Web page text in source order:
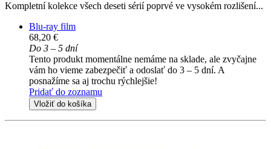
Kompletní kolekce všech deseti sérií poprvé ve vysokém rozlišení...
Blu-ray film
68,20 €
Do 3 – 5 dní
Tento produkt momentálne nemáme na sklade, ale zvyčajne
vám ho vieme zabezpečiť a odoslať do 3 – 5 dní. A
posnažíme sa aj trochu rýchlejšie!
Pridať do zoznamu
Vložiť do košíka